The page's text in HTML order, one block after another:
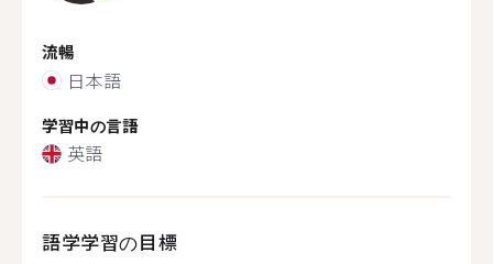
流暢
日本語
学習中の言語
英語
語学学習の目標